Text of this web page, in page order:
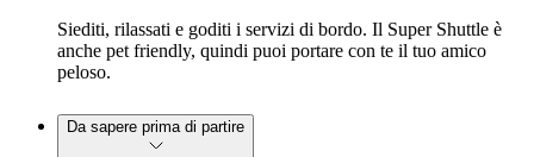
Siediti, rilassati e goditi i servizi di bordo. Il Super Shuttle è
anche pet friendly, quindi puoi portare con te il tuo amico
peloso.
Da sapere prima di partire